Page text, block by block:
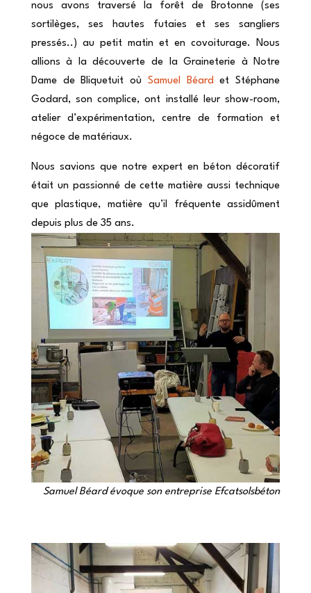
nous avons traversé la forêt de Brotonne (ses
sortilèges, ses hautes futaies et ses sangliers
pressés..) au petit matin et en covoiturage. Nous
allions à la découverte de la Graineterie à Notre
Dame de Bliquetuit où Samuel Béard et Stéphane
Godard, son complice, ont installé leur show-room,
atelier d’expérimentation, centre de formation et
négoce de matériaux.
Nous savions que notre expert en béton décoratif
était un passionné de cette matière aussi technique
que plastique, matière qu’il fréquente assidûment
depuis plus de 35 ans.
Samuel Béard évoque son entreprise Efcatsolsbéton